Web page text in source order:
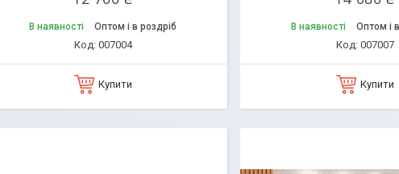
В наявності Оптом і в роздріб
007004
Купити
В наявності Оптом і
007007
Купити